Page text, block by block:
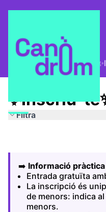
Canòdrom Meridiana /
✨Inscriu-
Filtra
➡️ Informació pràctica
Entrada gratuïta
La inscripció és
de menors: indica
menors.